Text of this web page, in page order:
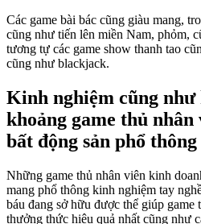
Các game bài bác cũng giàu mang,
cũng như tiến lên miền Nam, phỏm,
tương tự các game show thanh tao
cũng như blackjack.
Kinh nghiệm cũng
khoảng game thủ
bất động sản phổ
Những game thủ nhân viên kinh
mang phổ thông kinh nghiệm tay
báu đang sở hữu được thể giúp game
thưởng thức hiệu quả nhất cũng như